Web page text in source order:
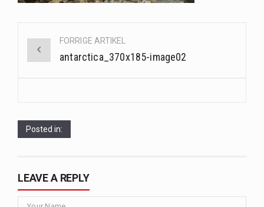
navigationFORRIGE ARTIKEL
antarctica_370x185-image02
Posted in:
LEAVE A REPLY